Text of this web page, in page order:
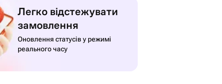
Легко відстежувати
замовлення
Оновлення статусів у режимі
реального часу